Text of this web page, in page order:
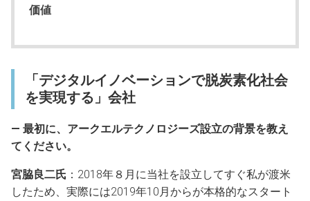
価値
「デジタルイノベーションで脱炭素化社会
を実現する」会社
― 最初に、アークエルテクノロジーズ設立の背景を教え
てください。
宮脇良二氏 ：2018年８月に当社を設立してすぐ私が渡米
したため、実際には2019年10月からが本格的なスタート